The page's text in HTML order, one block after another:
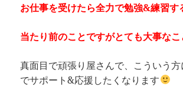
お仕事を受けたら全力で勉強&練習す
当たり前のことですがとても大事なこ
真面目で頑張り屋さんで、こういう
でサポート&応援したくなります